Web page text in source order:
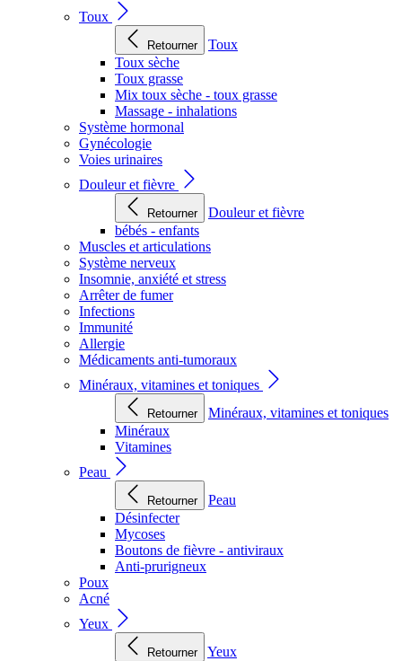
Toux
Retourner
Toux
Toux sèche
Toux grasse
Mix toux sèche - toux grasse
Massage - inhalations
Système hormonal
Gynécologie
Voies urinaires
Douleur et fièvre
Retourner
Douleur et fièvre
bébés - enfants
Muscles et articulations
Système nerveux
Insomnie, anxiété et stress
Arrêter de fumer
Infections
Immunité
Allergie
Médicaments anti-tumoraux
Minéraux, vitamines et toniques
Retourner
Minéraux, vitamines et toniques
Minéraux
Vitamines
Peau
Retourner
Peau
Désinfecter
Mycoses
Boutons de fièvre - antiviraux
Anti-prurigneux
Poux
Acné
Yeux
Retourner
Yeux